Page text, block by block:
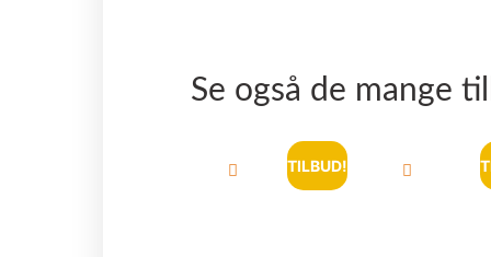
Se også de mange
TILBUD!